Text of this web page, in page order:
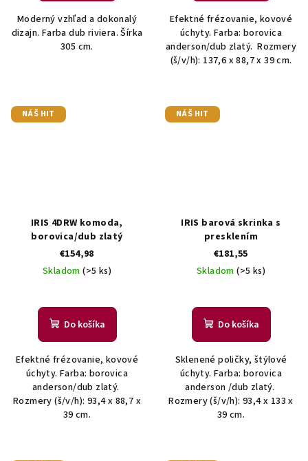
Moderný vzhľad a dokonalý
dizajn. Farba dub riviera. Šírka
305 cm.
Efektné frézovanie, kovové
úchyty. Farba: borovica
anderson/dub zlatý. Rozmery
(š/v/h): 137,6 x 88,7 x 39 cm.
NÁŠ HIT
IRIS 4DRW komoda,
borovica/dub zlatý
€154,98
Skladom(>5 ks)
Do košíka
Efektné frézovanie, kovové
úchyty. Farba: borovica
anderson/dub zlatý.
Rozmery (š/v/h): 93,4 x 88,7 x
39 cm.
NÁŠ HIT
IRIS barová skrinka s
presklením
€181,55
Skladom(>5 ks)
Do košíka
Sklenené poličky, štýlové
úchyty. Farba: borovica
anderson /dub zlatý.
Rozmery (š/v/h): 93,4 x 133 x
39 cm.